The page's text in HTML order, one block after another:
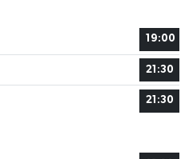
19:00
21:30
21:30